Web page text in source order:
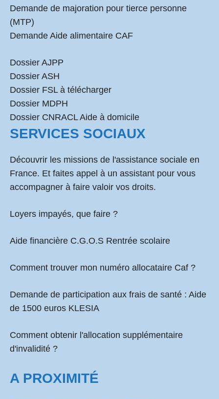
Demande de majoration pour tierce personne
(MTP)
Demande Aide alimentaire CAF
Dossier AJPP
Dossier ASH
Dossier FSL à télécharger
Dossier MDPH
Dossier CNRACL Aide à domicile
SERVICES SOCIAUX
Découvrir les missions de l'assistance sociale en
France. Et faites appel à un assistant pour vous
accompagner à faire valoir vos droits.
Loyers impayés, que faire ?
Aide financière C.G.O.S Rentrée scolaire
Comment trouver mon numéro allocataire Caf ?
Demande de participation aux frais de santé : Aide
de 1500 euros KLESIA
Comment obtenir l'allocation supplémentaire
d'invalidité ?
A PROXIMITÉ